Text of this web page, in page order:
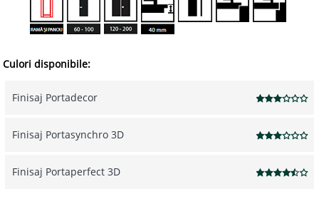
Culori disponibile:
Finisaj Portadecor
Finisaj Portasynchro 3D
Finisaj Portaperfect 3D